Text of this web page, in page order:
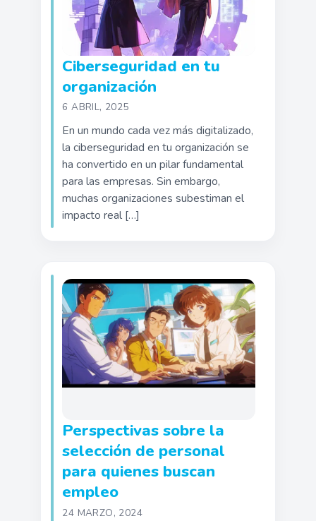
Ciberseguridad en tu
organización
6 ABRIL, 2025
En un mundo cada vez más digitalizado,
la ciberseguridad en tu organización se
ha convertido en un pilar fundamental
para las empresas. Sin embargo,
muchas organizaciones subestiman el
impacto real […]
Perspectivas sobre la
selección de personal
para quienes buscan
empleo
24 MARZO, 2024